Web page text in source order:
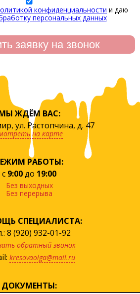
конфиденциальности и даю
персональных данных
ЖДЁМ ВАС:
ул. Растопчина, д. 47
на карте
РАБОТЫ:
с 9:00до 19:00
Без выходных
Без перерыва
СПЕЦИАЛИСТА:
8 (920) 932-01-92
обратный звонок
kresovaolga@mail.ru
ДОКУМЕНТЫ: